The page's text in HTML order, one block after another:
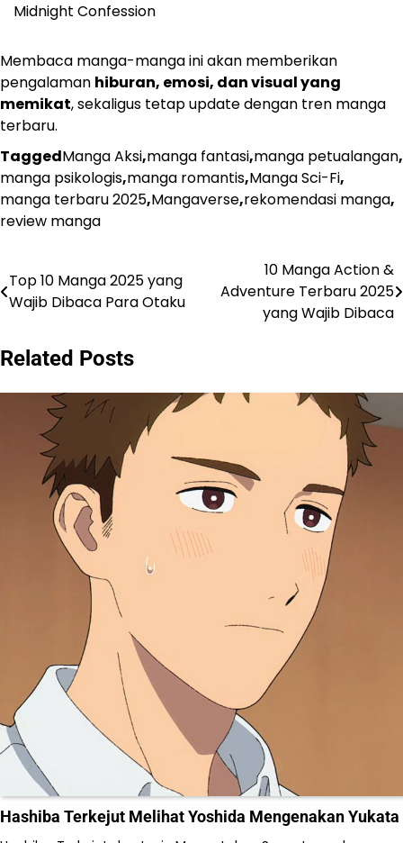
Midnight Confession
Membaca manga-manga ini akan memberikan
pengalaman hiburan, emosi, dan visual yang
memikat, sekaligus tetap update dengan tren manga
terbaru.
TaggedManga Aksi,manga fantasi,manga petualangan,
manga psikologis,manga romantis,Manga Sci-Fi,
manga terbaru 2025,Mangaverse,rekomendasi manga,
review manga
Navigasi
pos
Top 10 Manga 2025 yang
Wajib Dibaca Para Otaku
10 Manga Action &
Adventure Terbaru 2025
yang Wajib Dibaca
Related Posts
Hashiba Terkejut Melihat Yoshida Mengenakan Yukata